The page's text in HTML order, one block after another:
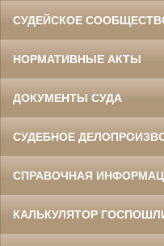
СУДЕЙСКОЕ
НОРМАТИВНЫЕ АКТЫ
ДОКУМЕНТЫ СУДА
СУДЕБНОЕ
СПРАВОЧНАЯ
КАЛЬКУЛЯТОР